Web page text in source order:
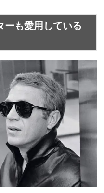
ーも愛用している